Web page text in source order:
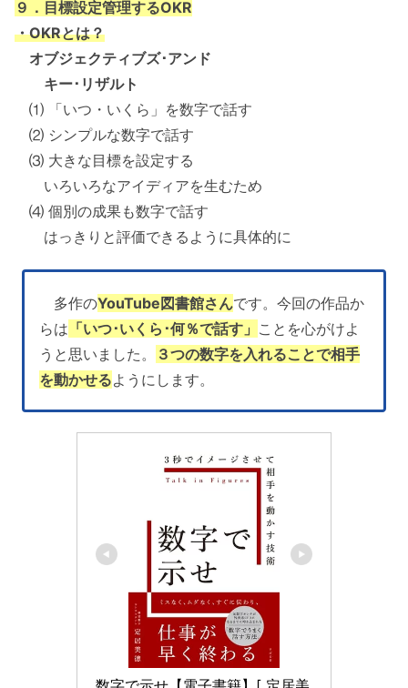
９．目標設定管理するOKR
・OKRとは？
オブジェクティブズ･アンド
キー･リザルト
⑴ 「いつ・いくら」を数字で話す
⑵ シンプルな数字で話す
⑶ 大きな目標を設定する
いろいろなアイディアを生むため
⑷ 個別の成果も数字で話す
はっきりと評価できるように具体的に
多作のYouTube図書館さんです。今回の作品か
らは 「いつ･いくら･何％で話す」 ことを心がけよ
うと思いました。
３つの数字を入れることで相手
を動かせるようにします。